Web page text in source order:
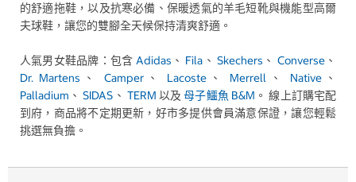
的舒適拖鞋，以及抗寒必備、保暖透氣的羊毛短靴與機能型高爾
夫球鞋，讓您的雙腳全天候保持清爽舒適。
人氣男女鞋品牌：包含 Adidas 、 Fila 、Skechers 、 Converse、
Dr. Martens 、 Camper、 Lacoste 、 Merrell 、 Native、
Palladium 、SIDAS 、 TERM 以及母子鱷魚 B&M 。 線上訂購宅配
到府，商品將不定期更新，好市多提供會員滿意保證，讓您輕鬆
挑選無負擔。